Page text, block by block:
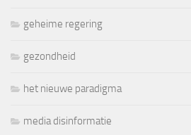
geheime regering
gezondheid
het nieuwe paradigma
media disinformatie